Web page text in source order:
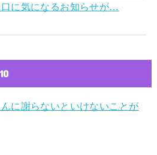
に気になるお知らせが…
んに謝らないといけないことが